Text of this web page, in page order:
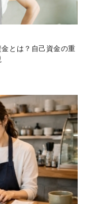
とは？自己資金の重